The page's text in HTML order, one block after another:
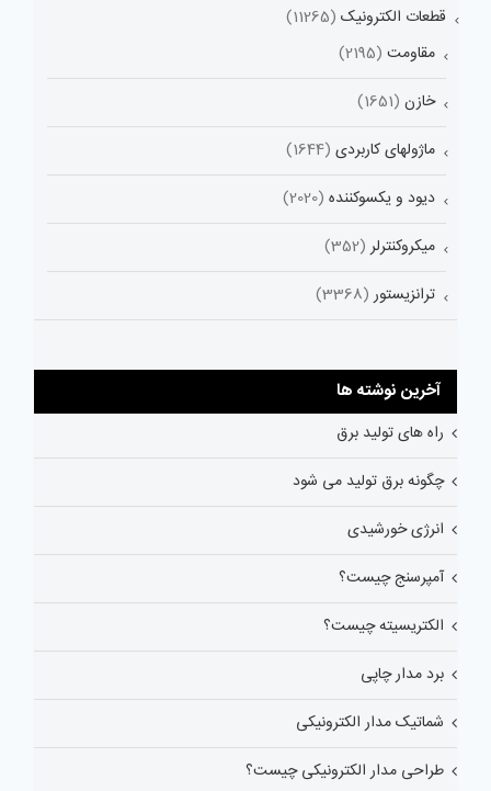
قطعات الکترونیک (11265)
مقاومت (2195)
خازن (1651)
ماژولهای کاربردی (1644)
دیود و یکسوکننده (2020)
میکروکنترلر (352)
ترانزیستور (3368)
آخرین نوشته ها
راه های تولید برق
چگونه برق تولید می شود
انرژی خورشیدی
آمپرسنج چیست؟
الکتریسیته چیست؟
برد مدار چاپی
شماتیک مدار الکترونیکی
طراحی مدار الکترونیکی چیست؟